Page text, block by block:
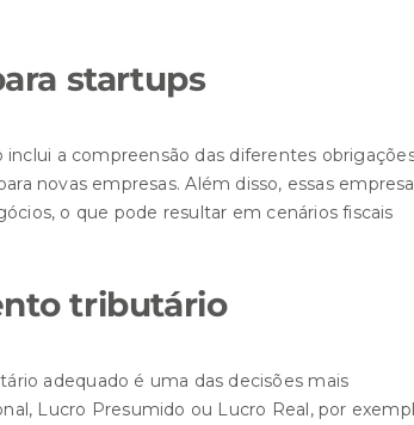
startups
a compreensão das diferentes
novas empresas. Além disso, essas
o que pode resultar em cenários fiscais
tributário
adequado é uma das decisões mais
Lucro Presumido ou Lucro Real, por